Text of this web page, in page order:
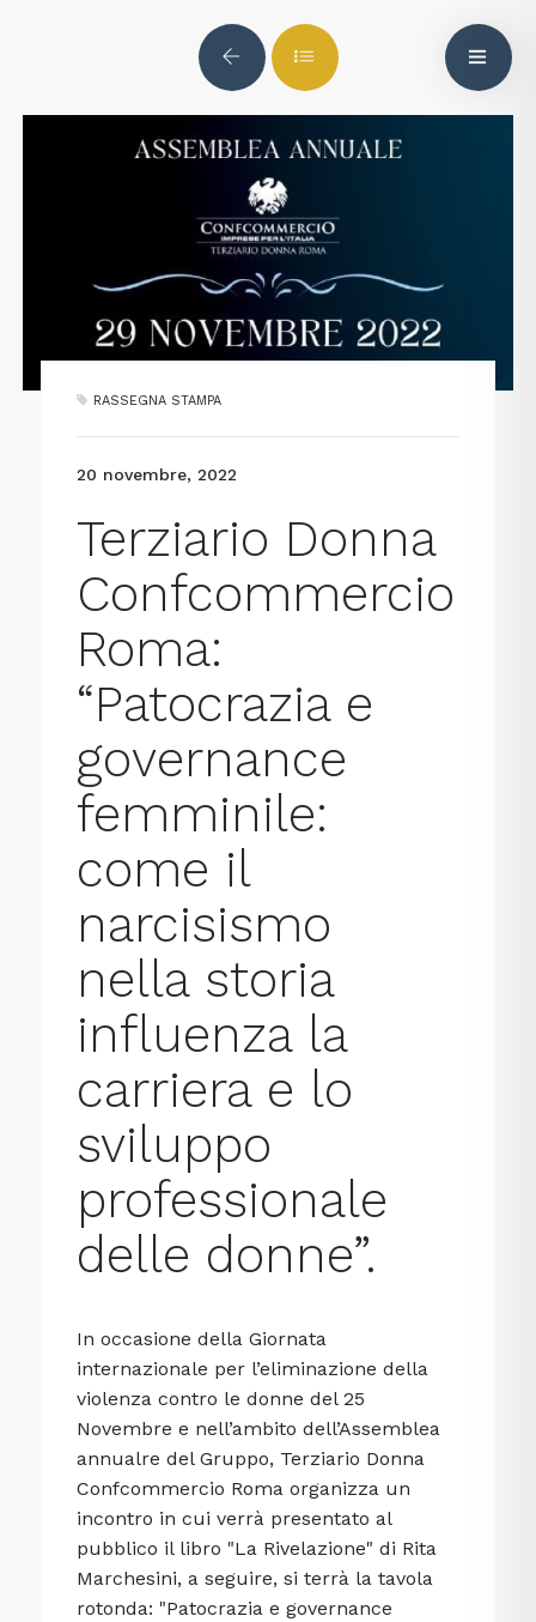
RASSEGNA STAMPA
20 novembre, 2022
Terziario Donna
Confcommercio
Roma:
“Patocrazia e
governance
femminile:
come il
narcisismo
nella storia
influenza la
carriera e lo
sviluppo
professionale
delle donne”.
In occasione della Giornata
internazionale per l’eliminazione della
violenza contro le donne del 25
Novembre e nell’ambito dell’Assemblea
annualre del Gruppo, Terziario Donna
Confcommercio Roma organizza un
incontro in cui verrà presentato al
pubblico il libro "La Rivelazione" di Rita
Marchesini, a seguire, si terrà la tavola
rotonda: "Patocrazia e governance